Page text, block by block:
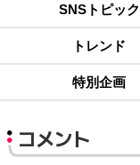
SNSトピック
トレンド
特別企画
コメント